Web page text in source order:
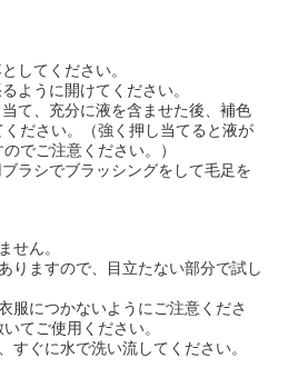
してください。
ように開けてください。
て、充分に液を含ませた後、補色
ださい。（強く押し当てると液が
でご注意ください。）
ラシでブラッシングをして毛足を
せん。
りますので、目立たない部分で試し
服につかないようにご注意くださ
てご使用ください。
すぐに水で洗い流してください。